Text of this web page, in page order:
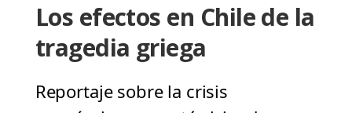
Los efectos en Chile de la
tragedia griega
Reportaje sobre la crisis